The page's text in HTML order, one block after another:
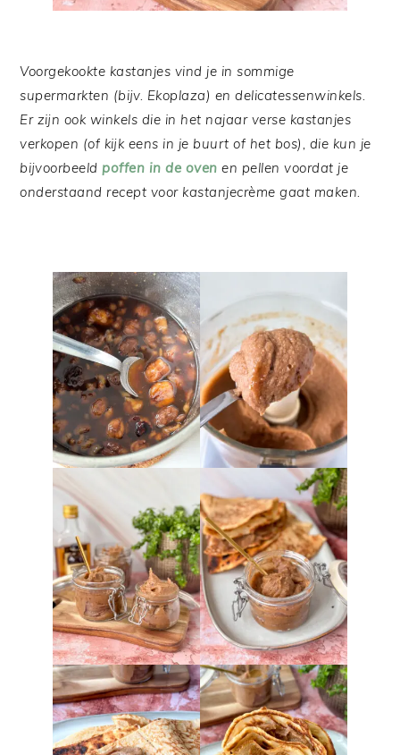
Voorgekookte kastanjes vind je in sommige
supermarkten (bijv. Ekoplaza) en delicatessenwinkels.
Er zijn ook winkels die in het najaar verse kastanjes
verkopen (of kijk eens in je buurt of het bos), die kun je
bijvoorbeeld poffen in de oven en pellen voordat je
onderstaand recept voor kastanjecrème gaat maken.